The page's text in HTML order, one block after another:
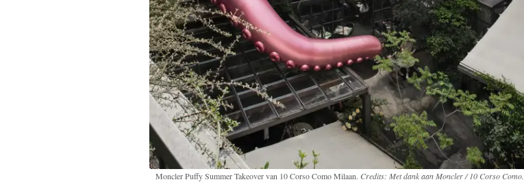
Moncler Puffy Summer Takeover van 10 Corso Como Milaan. Credits: Met dank aan Moncler / 10 Corso Como.